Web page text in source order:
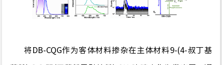
将 DB-CQG作为客体材料掺杂在主体材料9-(4-叔丁基